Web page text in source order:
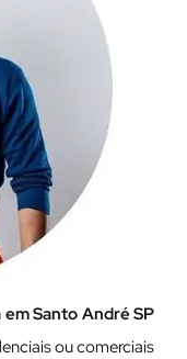
Santo André SP
ou comerciais